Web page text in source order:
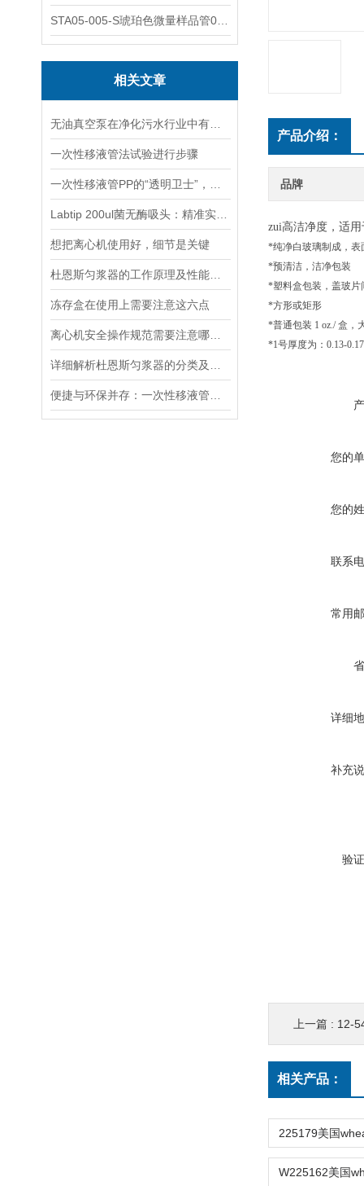
相关文章
一次性移液管法试验进行步骤
想把离心机使用好，细节是关键
冻存盒在使用上需要注意这六点
产品介绍：
品牌
zui高洁净度，适
*纯净白玻璃制成，表
*预清洁，洁净包装
*塑料盒包装，盖玻片
*方形或矩形
*普通包装 1 oz./ 盒，
*1号厚度为：0.13-
您的
您的
联系
常用
详细
补充
验
上一篇 : 12-
相关产品：